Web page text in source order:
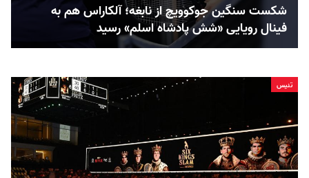
شکست سنگین جوکوویچ از نابغه؛ آلکاراس هم به
فینال رویایی «شش پادشاه اسلم» رسید
تنيس